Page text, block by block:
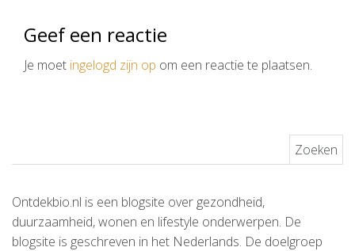
Geef een reactie
Je moet ingelogd zijn op om een reactie te plaatsen.
Ontdekbio.nl is een blogsite over gezondheid,
duurzaamheid, wonen en lifestyle onderwerpen. De
blogsite is geschreven in het Nederlands. De doelgroep